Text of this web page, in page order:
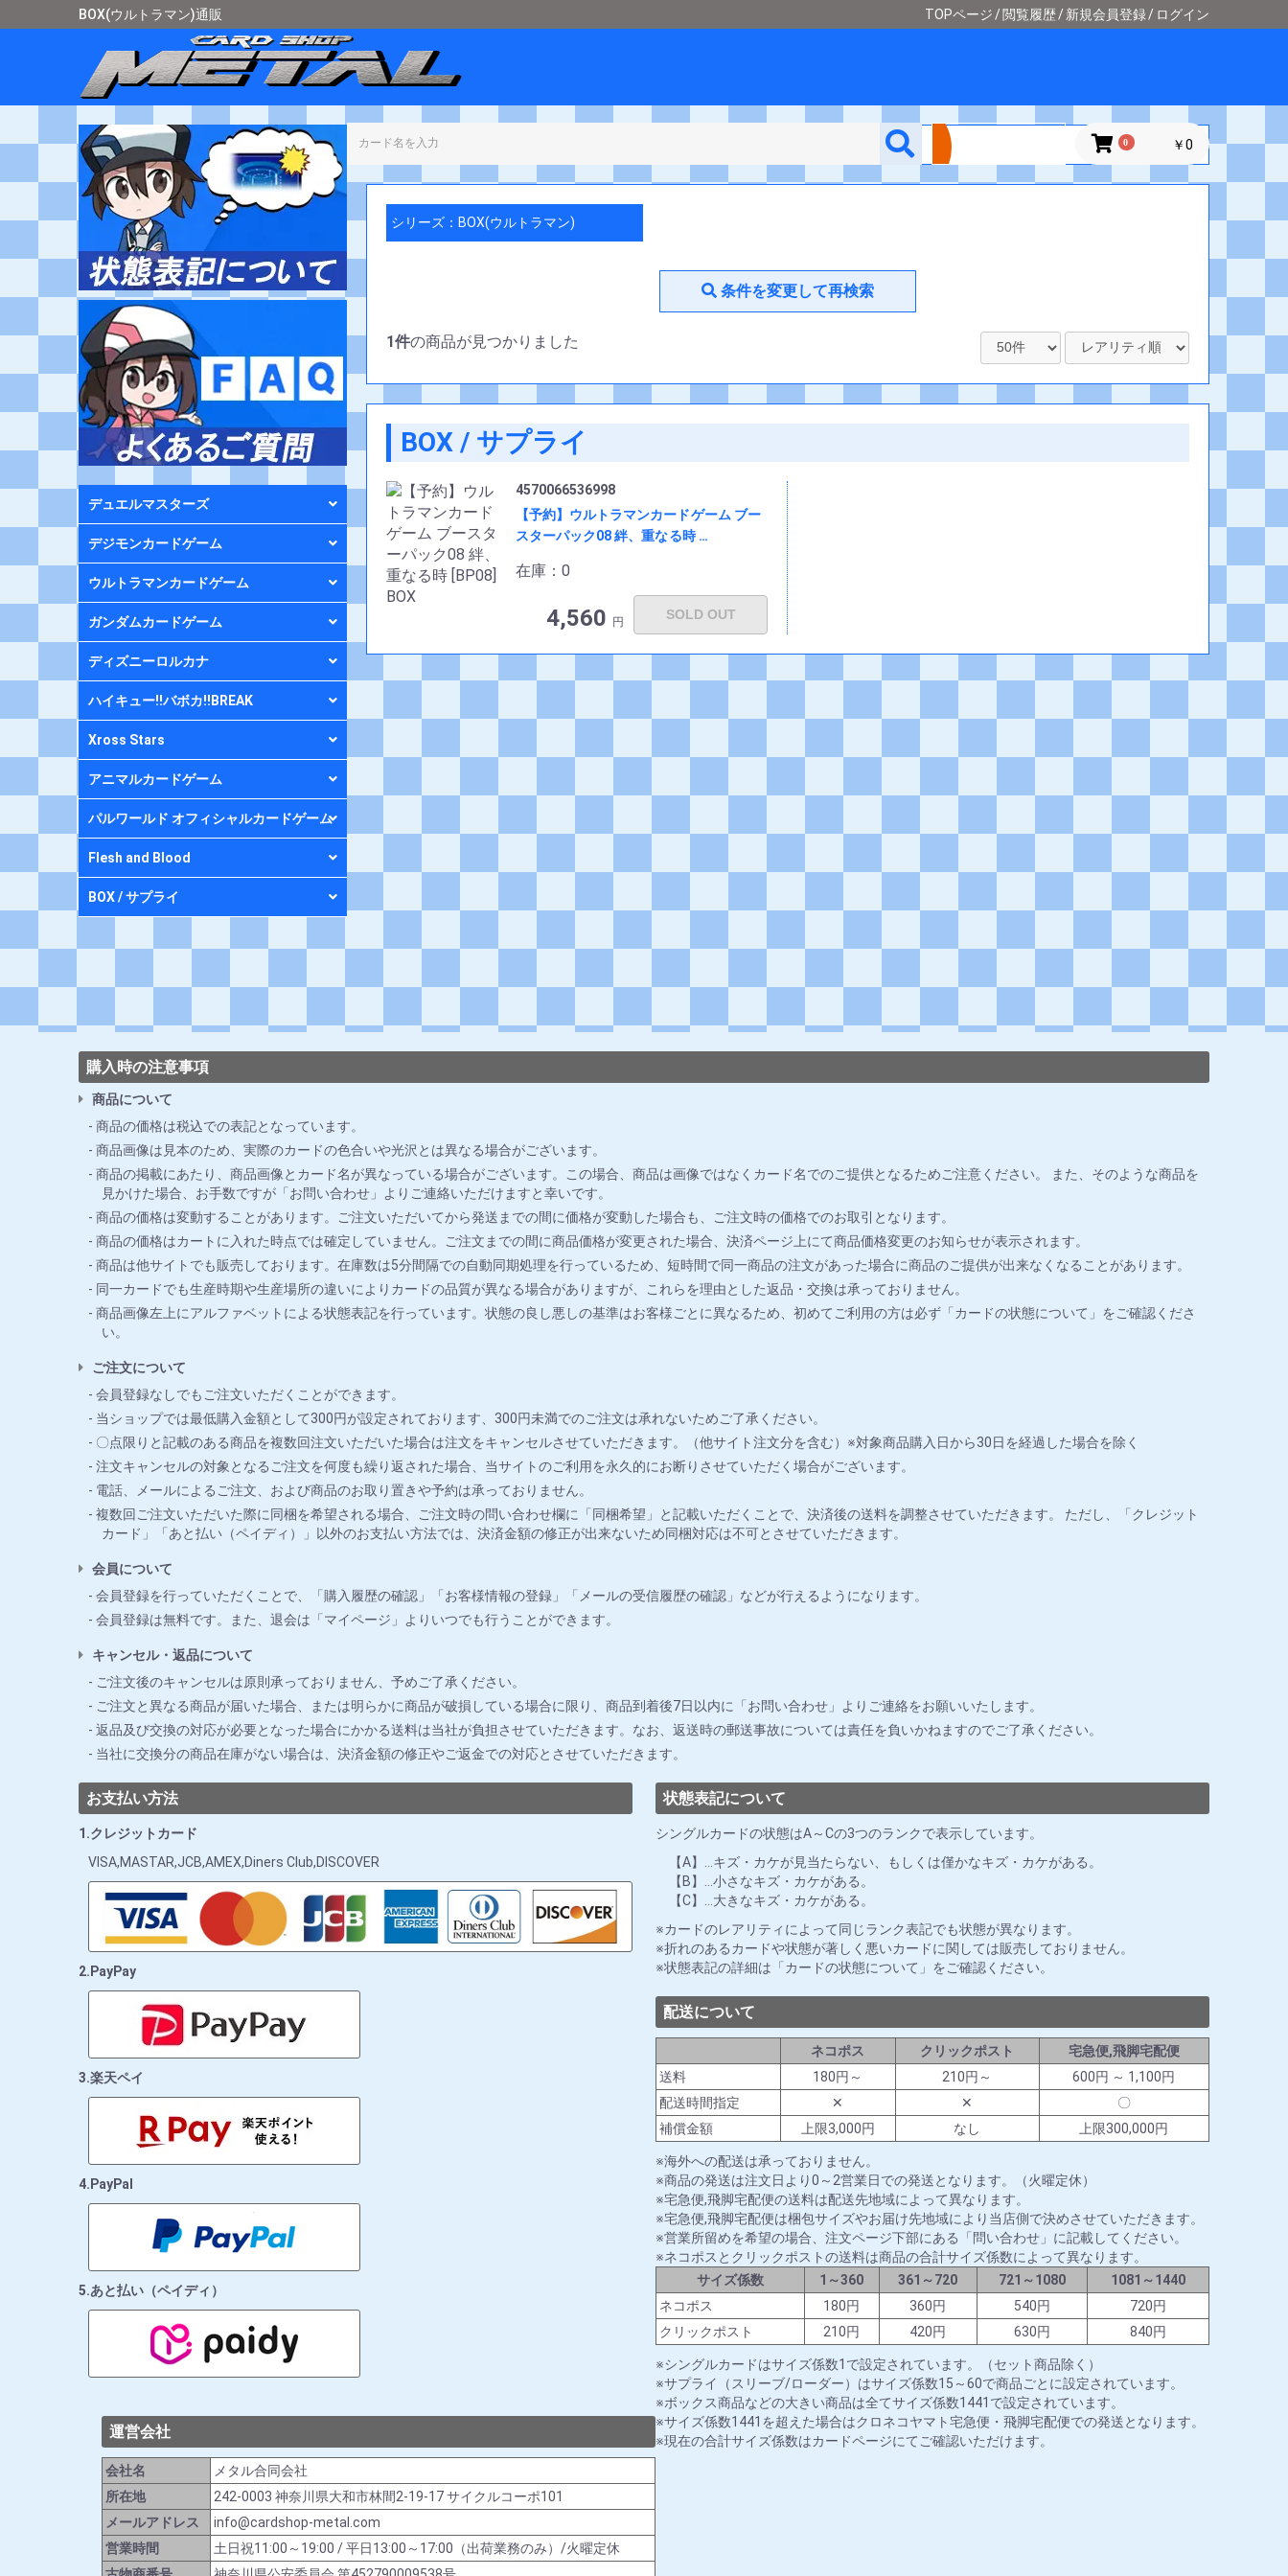
BOX(ウルトラマン)通販 TOPページ 閲覧履歴 新規会員登録 ログイン
0 ￥0
デュエルマスターズ
デジモンカードゲーム
ウルトラマンカードゲーム
ガンダムカードゲーム
ディズニーロルカナ
ハイキュー!!バボカ!!BREAK
Xross Stars
アニマルカードゲーム
パルワールド オフィシャルカードゲーム
Flesh and Blood
BOX / サプライ
カードショップメタル
シリーズ：BOX(ウルトラマン)
条件を変更して再検索
1件の商品が見つかりました
BOX / サプライ
4570066536998
【予約】ウルトラマンカードゲーム ブー
スターパック08 絆、重なる時 …
在庫：0
4,560 円 SOLD OUT
購入時の注意事項
商品について
商品の価格は税込での表記となっています。
商品画像は見本のため、実際のカードの色合いや光沢とは異なる場合がございます。
商品の掲載にあたり、商品画像とカード名が異なっている場合がございます。この場合、商品は画像ではなくカード名でのご提供となるためご注意ください。 また、そのような商品を
見かけた場合、お手数ですが「お問い合わせ」よりご連絡いただけますと幸いです。
商品の価格は変動することがあります。ご注文いただいてから発送までの間に価格が変動した場合も、ご注文時の価格でのお取引となります。
商品の価格はカートに入れた時点では確定していません。ご注文までの間に商品価格が変更された場合、決済ページ上にて商品価格変更のお知らせが表示されます。
商品は他サイトでも販売しております。在庫数は5分間隔での自動同期処理を行っているため、短時間で同一商品の注文があった場合に商品のご提供が出来なくなることがあります。
同一カードでも生産時期や生産場所の違いによりカードの品質が異なる場合がありますが、これらを理由とした返品・交換は承っておりません。
商品画像左上にアルファベットによる状態表記を行っています。状態の良し悪しの基準はお客様ごとに異なるため、初めてご利用の方は必ず「カードの状態について」をご確認くださ
い。
ご注文について
会員登録なしでもご注文いただくことができます。
当ショップでは最低購入金額として300円が設定されております、300円未満でのご注文は承れないためご了承ください。
〇点限りと記載のある商品を複数回注文いただいた場合は注文をキャンセルさせていただきます。（他サイト注文分を含む）※対象商品購入日から30日を経過した場合を除く
注文キャンセルの対象となるご注文を何度も繰り返された場合、当サイトのご利用を永久的にお断りさせていただく場合がございます。
電話、メールによるご注文、および商品のお取り置きや予約は承っておりません。
複数回ご注文いただいた際に同梱を希望される場合、ご注文時の問い合わせ欄に「同梱希望」と記載いただくことで、決済後の送料を調整させていただきます。 ただし、「クレジット
カード」「あと払い（ペイディ）」以外のお支払い方法では、決済金額の修正が出来ないため同梱対応は不可とさせていただきます。
会員について
会員登録を行っていただくことで、「購入履歴の確認」「お客様情報の登録」「メールの受信履歴の確認」などが行えるようになります。
会員登録は無料です。また、退会は「マイページ」よりいつでも行うことができます。
キャンセル・返品について
ご注文後のキャンセルは原則承っておりません、予めご了承ください。
ご注文と異なる商品が届いた場合、または明らかに商品が破損している場合に限り、商品到着後7日以内に「お問い合わせ」よりご連絡をお願いいたします。
返品及び交換の対応が必要となった場合にかかる送料は当社が負担させていただきます。なお、返送時の郵送事故については責任を負いかねますのでご了承ください。
当社に交換分の商品在庫がない場合は、決済金額の修正やご返金での対応とさせていただきます。
お支払い方法
1.クレジットカード
VISA,MASTAR,JCB,AMEX,Diners Club,DISCOVER
2.PayPay
3.楽天ペイ
4.PayPal
5.あと払い（ペイディ）
状態表記について
シングルカードの状態はA～Cの3つのランクで表示しています。
【A】…キズ・カケが見当たらない、もしくは僅かなキズ・カケがある。
【B】…小さなキズ・カケがある。
【C】…大きなキズ・カケがある。
カードのレアリティによって同じランク表記でも状態が異なります。
折れのあるカードや状態が著しく悪いカードに関しては販売しておりません。
状態表記の詳細は「カードの状態について」をご確認ください。
配送について
ネコポス クリックポスト
宅急便,飛脚宅配便
送料
180円～ 210円～
600円 ～ 1,100円
配送時間指定
✕ ✕
〇
補償金額
上限3,000円 なし 上限300,000円
海外への配送は承っておりません。
商品の発送は注文日より0～2営業日での発送となります。（火曜定休）
宅急便,飛脚宅配便の送料は配送先地域によって異なります。
宅急便,飛脚宅配便は梱包サイズやお届け先地域により当店側で決めさせていただきます。
営業所留めを希望の場合、注文ページ下部にある「問い合わせ」に記載してください。
ネコポスとクリックポストの送料は商品の合計サイズ係数によって異なります。
サイズ係数
1～360 361～720 721～1080
1081～1440
ネコポス
180円 360円 540円
720円
クリックポスト
210円 420円 630円 840円
シングルカードはサイズ係数1で設定されています。（セット商品除く）
サプライ（スリーブ/ローダー）はサイズ係数15～60で商品ごとに設定されています。
ボックス商品などの大きい商品は全てサイズ係数1441で設定されています。
サイズ係数1441を超えた場合はクロネコヤマト宅急便・飛脚宅配便での発送となります。
現在の合計サイズ係数はカードページにてご確認いただけます。
運営会社
会社名
メタル合同会社
所在地
242-0003 神奈川県大和市林間2-19-17 サイクルコーポ101
メールアドレス
info@cardshop-metal.com
営業時間
土日祝11:00～19:00 / 平日13:00～17:00（出荷業務のみ）/火曜定休